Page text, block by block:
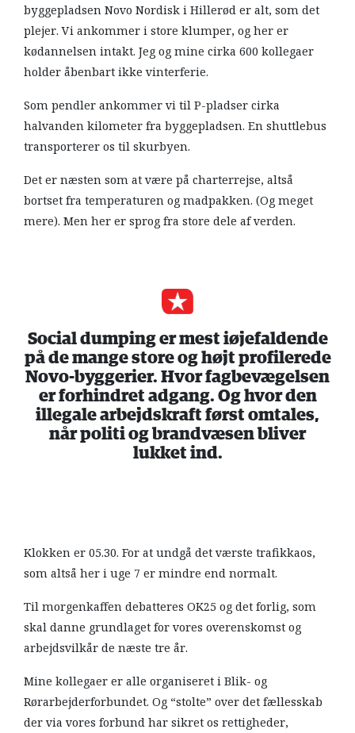
byggepladsen Novo Nordisk i Hillerød er alt, som det
plejer. Vi ankommer i store klumper, og her er
kødannelsen intakt. Jeg og mine cirka 600 kollegaer
holder åbenbart ikke vinterferie.
Som pendler ankommer vi til P-pladser cirka
halvanden kilometer fra byggepladsen. En shuttlebus
transporterer os til skurbyen.
Det er næsten som at være på charterrejse, altså
bortset fra temperaturen og madpakken. (Og meget
mere). Men her er sprog fra store dele af verden.
Social dumping er mest iøjefaldende
på de mange store og højt profilerede
Novo-byggerier. Hvor fagbevægelsen
er forhindret adgang. Og hvor den
illegale arbejdskraft først omtales,
når politi og brandvæsen bliver
lukket ind.
Klokken er 05.30. For at undgå det værste trafikkaos,
som altså her i uge 7 er mindre end normalt.
Til morgenkaffen debatteres OK25 og det forlig, som
skal danne grundlaget for vores overenskomst og
arbejdsvilkår de næste tre år.
Mine kollegaer er alle organiseret i Blik- og
Rørarbejderforbundet. Og “stolte” over det fællesskab
der via vores forbund har sikret os rettigheder,